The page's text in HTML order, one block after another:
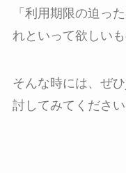
「利用期限の迫っ
れといって欲しい
そんな時には、ぜ
討してみてください